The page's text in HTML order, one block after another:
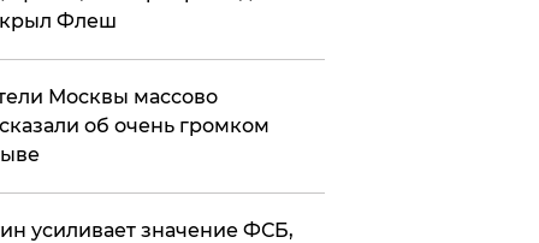
Флеш
Москвы массово
об очень громком
усиливает значение ФСБ,